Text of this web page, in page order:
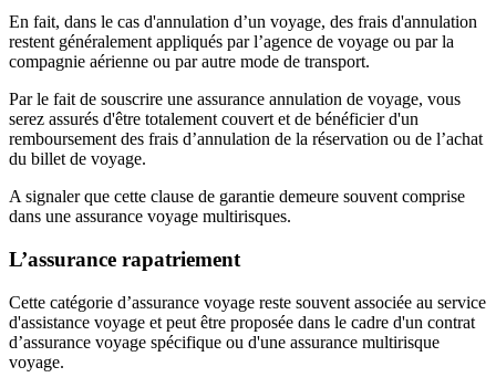
En fait, dans le cas d'annulation d’un voyage, des frais d'annulation
restent généralement appliqués par l’agence de voyage ou par la
compagnie aérienne ou par autre mode de transport.
Par le fait de souscrire une assurance annulation de voyage, vous
serez assurés d'être totalement couvert et de bénéficier d'un
remboursement des frais d’annulation de la réservation ou de l’achat
du billet de voyage.
A signaler que cette clause de garantie demeure souvent comprise
dans une assurance voyage multirisques.
L’assurance rapatriement
Cette catégorie d’assurance voyage reste souvent associée au service
d'assistance voyage et peut être proposée dans le cadre d'un contrat
d’assurance voyage spécifique ou d'une assurance multirisque
voyage.